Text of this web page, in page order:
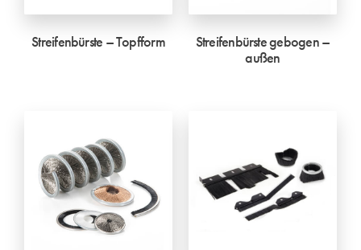
Streifenbürste – Topfform
Streifenbürste gebogen –
außen